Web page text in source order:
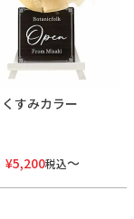
すみカラー
¥5,200税込